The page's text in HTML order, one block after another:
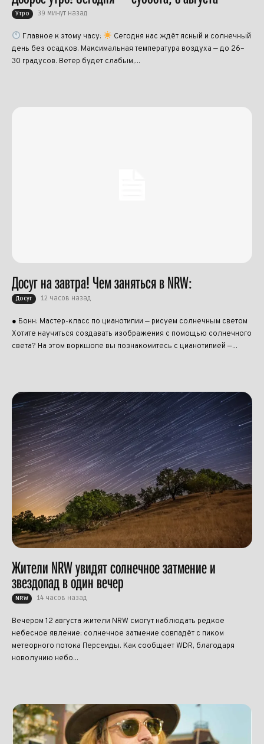
Утро 39 минут назад
Главное к этому часу:
Сегодня нас ждёт ясный и солнечный
день без осадков. Максимальная температура воздуха — до 26–
30 градусов. Ветер будет слабым,...
Досуг на завтра! Чем заняться в NRW:
Досуг 12 часов назад
● Бонн: Мастер-класс по цианотипии — рисуем солнечным светом
Хотите научиться создавать изображения с помощью солнечного
света? На этом воркшопе вы познакомитесь с цианотипией —...
Жители NRW увидят солнечное затмение и
звездопад в один вечер
NRW 14 часов назад
Вечером 12 августа жители NRW смогут наблюдать редкое
небесное явление: солнечное затмение совпадёт с пиком
метеорного потока Персеиды. Как сообщает WDR, благодаря
новолунию небо...